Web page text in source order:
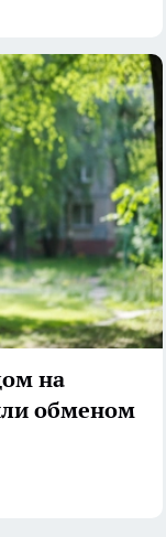
на
обменом